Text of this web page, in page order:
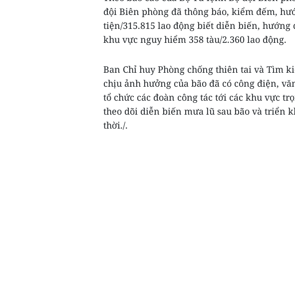
đội Biên phòng đã thông báo, kiểm đếm,
tiện/315.815 lao động biết diễn biến, hướng
khu vực nguy hiểm 358 tàu/2.360 lao động.
Ban Chỉ huy Phòng chống thiên tai và Tìm
chịu ảnh hưởng của bão đã có công điện,
tổ chức các đoàn công tác tới các khu vực
theo dõi diễn biến mưa lũ sau bão và triển
thời./.